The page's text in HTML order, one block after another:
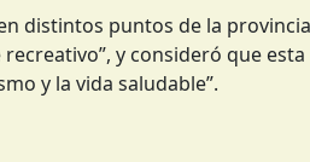
distintos puntos de la
y consideró que
y la vida saludable”.